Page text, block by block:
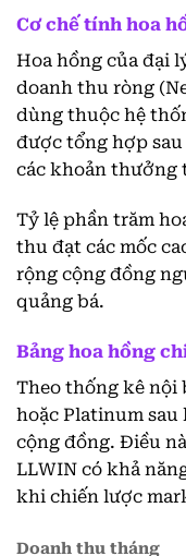
Cơ chế tính hoa
Hoa hồng của đại
doanh thu ròng
dùng thuộc hệ
được tổng hợp
các khoản thưởng
Tỷ lệ phần trăm
thu đạt các mốc
rộng cộng đồng
quảng bá.
Bảng hoa hồng
Theo thống kê nội
hoặc Platinum
cộng đồng. Điều
LLWIN có khả
khi chiến lược
Doanh thu tháng